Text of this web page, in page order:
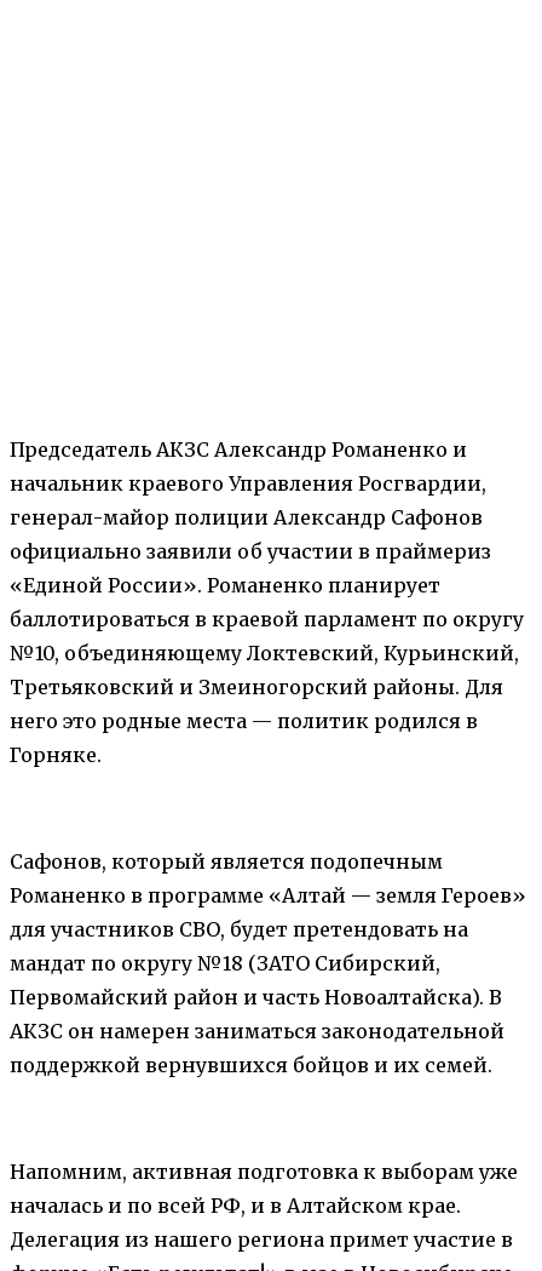
Председатель АКЗС Александр Романенко и
начальник краевого Управления Росгвардии,
генерал-майор полиции Александр Сафонов
официально заявили об участии в праймериз
«Единой России». Романенко планирует
баллотироваться в краевой парламент по округу
№10, объединяющему Локтевский, Курьинский,
Третьяковский и Змеиногорский районы. Для
него это родные места — политик родился в
Горняке.
Сафонов, который является подопечным
Романенко в программе «Алтай — земля Героев»
для участников СВО, будет претендовать на
мандат по округу №18 (ЗАТО Сибирский,
Первомайский район и часть Новоалтайска). В
АКЗС он намерен заниматься законодательной
поддержкой вернувшихся бойцов и их семей.
Напомним, активная подготовка к выборам уже
началась и по всей РФ, и в Алтайском крае.
Делегация из нашего региона примет участие в